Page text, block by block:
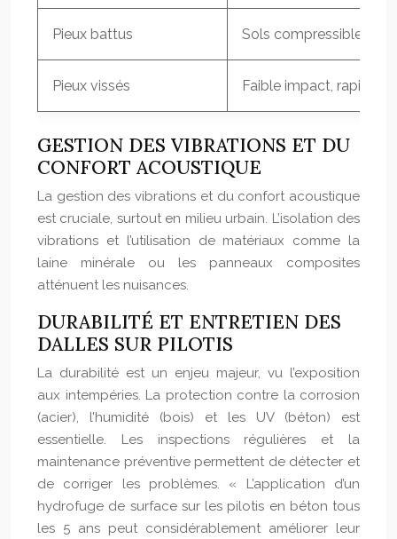
Pieux battus Sols compressibles,
Pieux vissés Faible impact, rapide
GESTION DES VIBRATIONS ET DU
CONFORT ACOUSTIQUE
La gestion des vibrations et du confort acoustique
est cruciale, surtout en milieu urbain. L’isolation des
vibrations et l’utilisation de matériaux comme la
laine minérale ou les panneaux composites
atténuent les nuisances.
DURABILITÉ ET ENTRETIEN DES
DALLES SUR PILOTIS
La durabilité est un enjeu majeur, vu l’exposition
aux intempéries. La protection contre la corrosion
(acier), l’humidité (bois) et les UV (béton) est
essentielle. Les inspections régulières et la
maintenance préventive permettent de détecter et
de corriger les problèmes. « L’application d’un
hydrofuge de surface sur les pilotis en béton tous
les 5 ans peut considérablement améliorer leur